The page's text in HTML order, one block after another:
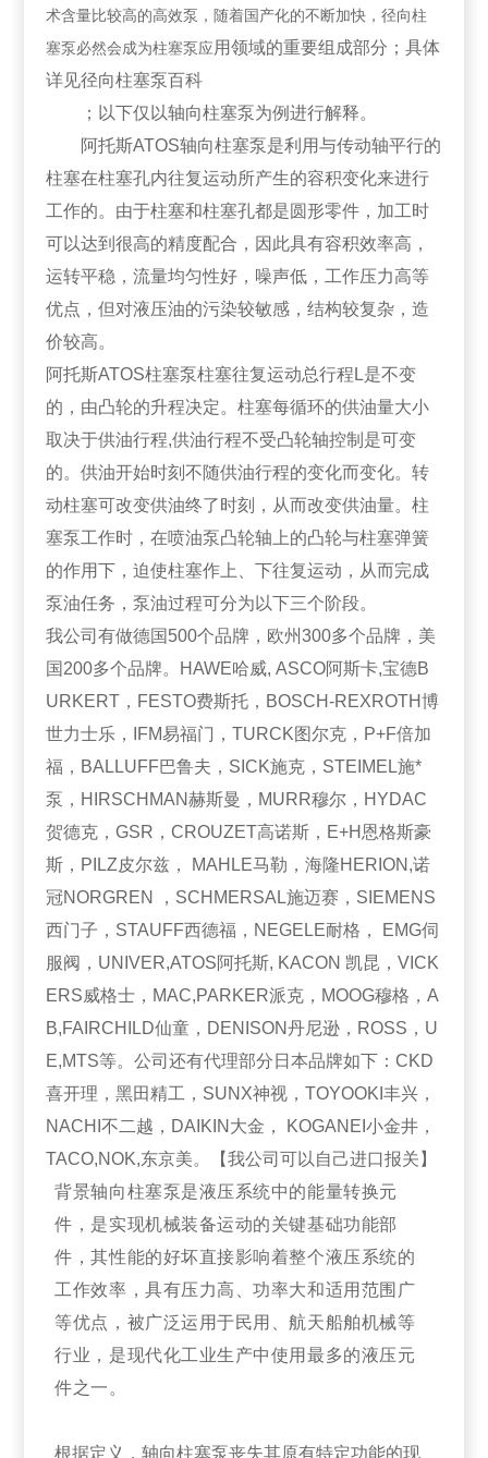
术含量比较高的高效泵，随着国产化的不断加快，径向柱
塞泵必然会成为柱塞泵应用领域的重要组成部分；具体
详见径向柱塞泵百科
；以下仅以轴向柱塞泵为例进行解释。
阿托斯ATOS轴向柱塞泵是利用与传动轴平行的
柱塞在柱塞孔内往复运动所产生的容积变化来进行
工作的。由于柱塞和柱塞孔都是圆形零件，加工时
可以达到很高的精度配合，因此具有容积效率高，
运转平稳，流量均匀性好，噪声低，工作压力高等
优点，但对液压油的污染较敏感，结构较复杂，造
价较高。
阿托斯ATOS柱塞泵柱塞往复运动总行程L是不变
的，由凸轮的升程决定。柱塞每循环的供油量大小
取决于供油行程,供油行程不受凸轮轴控制是可变
的。供油开始时刻不随供油行程的变化而变化。转
动柱塞可改变供油终了时刻，从而改变供油量。柱
塞泵工作时，在喷油泵凸轮轴上的凸轮与柱塞弹簧
的作用下，迫使柱塞作上、下往复运动，从而完成
泵油任务，泵油过程可分为以下三个阶段。
我公司有做德国500个品牌，欧州300多个品牌，美
国200多个品牌。HAWE哈威, ASCO阿斯卡,宝德B
URKERT，FESTO费斯托，BOSCH-REXROTH博
世力士乐，IFM易福门，TURCK图尔克，P+F倍加
福，BALLUFF巴鲁夫，SICK施克，STEIMEL施*
泵，HIRSCHMAN赫斯曼，MURR穆尔，HYDAC
贺德克，GSR，CROUZET高诺斯，E+H恩格斯豪
斯，PILZ皮尔兹， MAHLE马勒，海隆HERION,诺
冠NORGREN ，SCHMERSAL施迈赛，SIEMENS
西门子，STAUFF西德福，NEGELE耐格， EMG伺
服阀，UNIVER,ATOS阿托斯, KACON 凯昆，VICK
ERS威格士，MAC,PARKER派克，MOOG穆格，A
B,FAIRCHILD仙童，DENISON丹尼逊，ROSS，U
E,MTS等。公司还有代理部分日本品牌如下：CKD
喜开理，黑田精工，SUNX神视，TOYOOKI丰兴，
NACHI不二越，DAIKIN大金， KOGANEI小金井，
TACO,NOK,东京美。【我公司可以自己进口报关】
背景轴向柱塞泵是液压系统中的能量转换元
件，是实现机械装备运动的关键基础功能部
件，其性能的好坏直接影响着整个液压系统的
工作效率，具有压力高、功率大和适用范围广
等优点，被广泛运用于民用、航天船舶机械等
行业，是现代化工业生产中使用最多的液压元
件之一。
根据定义，轴向柱塞泵丧失其原有特定功能的现